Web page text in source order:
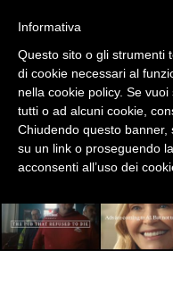
RADIO / AUDIO
TV
DATI
RICERCHE
Informativa
Questo sito o gli strumenti
di cookie necessari al
nella cookie policy. Se
tutti o ad alcuni cookie,
Chiudendo questo
su un link o proseguendo
acconsenti all’uso dei